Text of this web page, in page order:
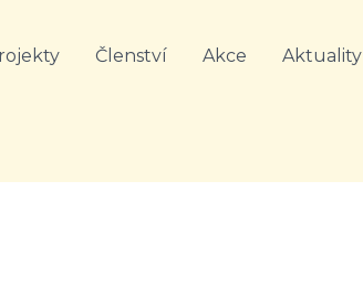
Členství Akce Aktuality